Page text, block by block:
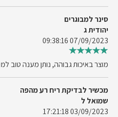
סינר למבוגרים
יהודית ג
07/09/2023 09:38:16
מוצר באיכות גבוהה, נותן מענה טוב
מכשיר לבדיקת ריח רע מהפה
שמואל ל
03/09/2023 17:21:18